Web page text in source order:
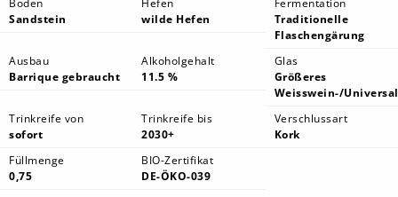
Sandstein
wilde Hefen
Traditionelle
Flaschengärung
Ausbau
Barrique gebraucht
Alkoholgehalt
11.5 %
Glas
Größeres
Weisswein-/
Trinkreife von
sofort
Trinkreife bis
2030+
Verschlussart
Kork
Füllmenge
0,75
BIO-Zertifikat
DE-ÖKO-039